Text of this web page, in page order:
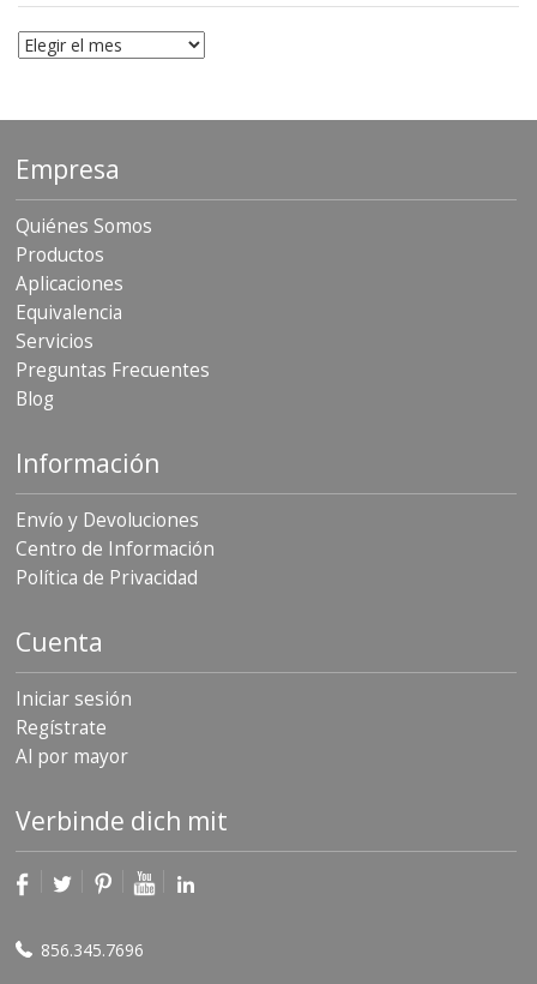
Archivo
Empresa
Quiénes Somos
Productos
Aplicaciones
Equivalencia
Servicios
Preguntas Frecuentes
Blog
Información
Envío y Devoluciones
Centro de Información
Política de Privacidad
Cuenta
Iniciar sesión
Regístrate
Al por mayor
Verbinde dich mit
856.345.7696